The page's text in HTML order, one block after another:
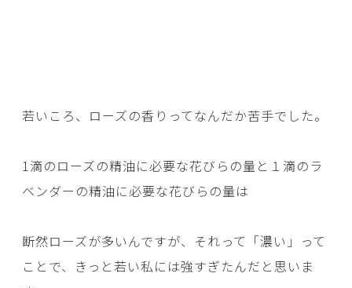
若いころ、ローズの香りってなんだか苦手でした。
1滴のローズの精油に必要な花びらの量と１滴のラ
ベンダーの精油に必要な花びらの量は
断然ローズが多いんですが、それって「濃い」って
ことで、きっと若い私には強すぎたんだと思いま